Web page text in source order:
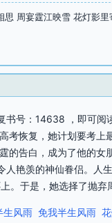
周宴霆江映雪 花灯影
书号：14638 ，即可
恢复，她计划要考
的告白，成为了他的
艳羡的神仙眷侣。人
。于是，她选择了
生风雨 免我半生风雨